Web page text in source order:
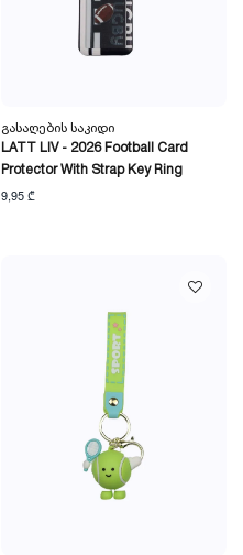
Გასაღების Საკიდი
LATT LIV - 2026 Football Card
Protector With Strap Key Ring
9,95 ₾